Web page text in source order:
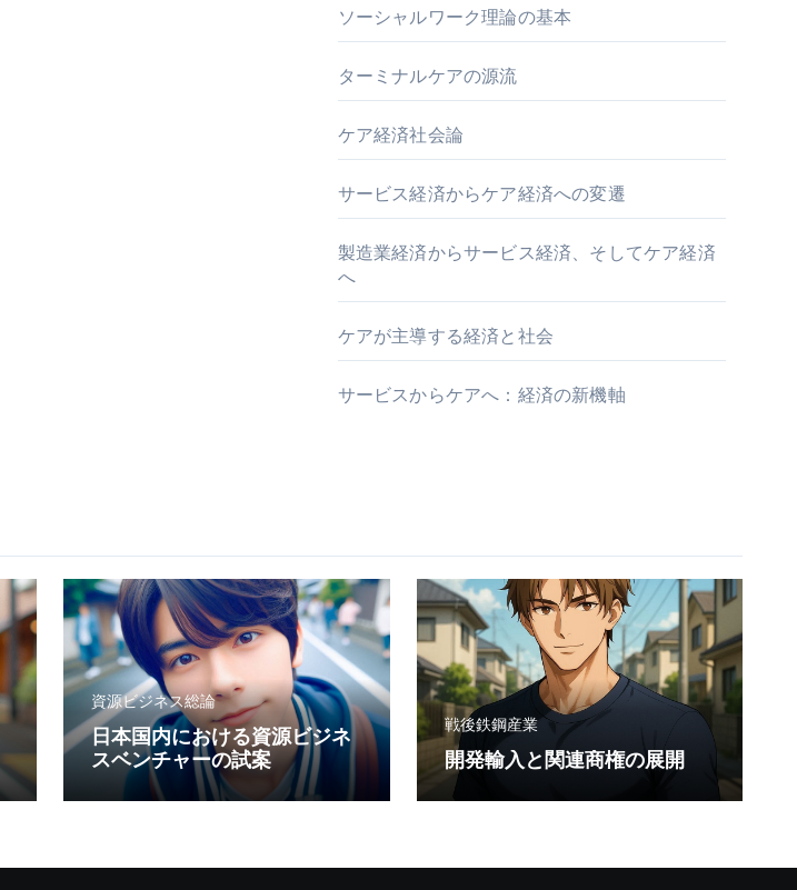
ソーシャルワーク理論の基本
ターミナルケアの源流
ケア経済社会論
サービス経済からケア経済への変遷
製造業経済からサービス経済、そしてケア経済
へ
ケアが主導する経済と社会
サービスからケアへ：経済の新機軸
資源ビジネス総論
日本国内における資源ビジネ
スベンチャーの試案
戦後鉄鋼産業
開発輸入と関連商権の展開